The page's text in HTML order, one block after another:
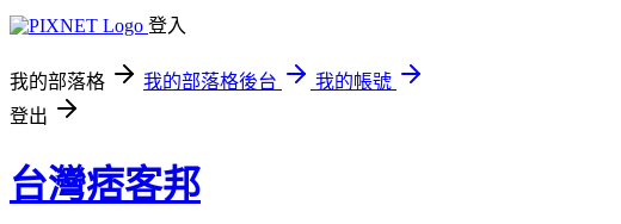
登入
我的部落格 我的部落格後台
我的帳號
登出
台灣痞客邦